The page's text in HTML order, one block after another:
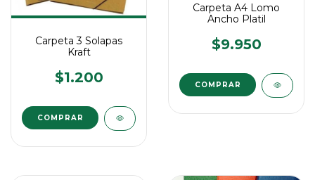
Carpeta 3 Solapas
Kraft
$1.200
COMPRAR
Carpeta A4 Lomo
Ancho Platil
$9.950
COMPRAR